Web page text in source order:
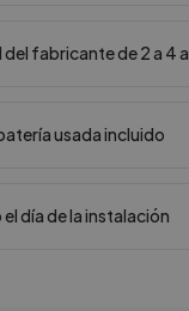
fabricante de 2 a 4
usada incluido
día de la instalación